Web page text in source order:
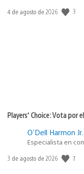
Fecha
4 de agosto de 2026 3
Players’ Choice: Vota por
O'Dell Harmon Jr.
Especialista en
Fecha
3 de agosto de 2026 7